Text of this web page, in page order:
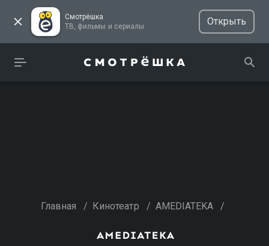
Смотрёшка
ТВ, фильмы и сериалы
Открыть
Главная / Кинотеатр / AMEDIATEKA /